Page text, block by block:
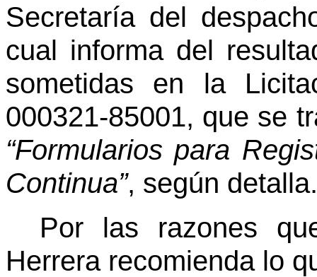
Secretaría del
cual informa del
sometidas en la
000321-85001, que se
“Formularios para
Continua”, según detalla.
Por las razones
Herrera recomienda lo